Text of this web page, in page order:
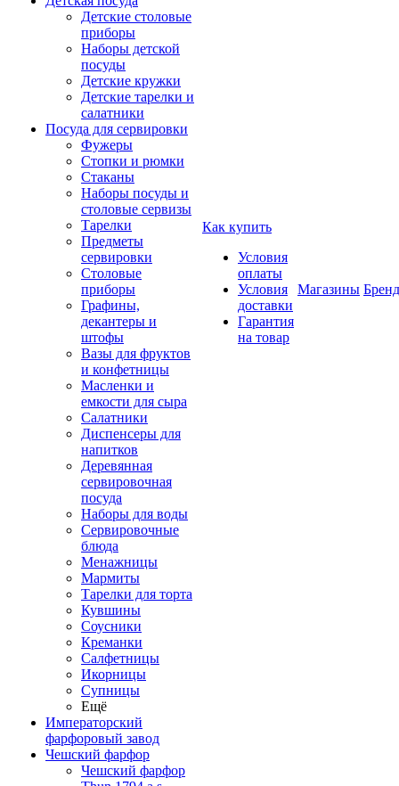
Детские столовые
приборы
Наборы детской
посуды
Детские кружки
Детские тарелки и
салатники
Посуда для сервировки
Фужеры
Стопки и рюмки
Стаканы
Наборы посуды и
столовые сервизы
Тарелки
Предметы
сервировки
Столовые
приборы
Графины,
декантеры и
штофы
Вазы для фруктов
и конфетницы
Масленки и
емкости для сыра
Салатники
Диспенсеры для
напитков
Деревянная
сервировочная
посуда
Наборы для воды
Сервировочные
блюда
Менажницы
Мармиты
Тарелки для торта
Кувшины
Соусники
Креманки
Салфетницы
Икорницы
Супницы
Ещё
Императорский
фарфоровый завод
Чешский фарфор
Чешский фарфор
Как купить
Условия
оплаты
Условия
доставки
Гарантия
на товар
Магазины